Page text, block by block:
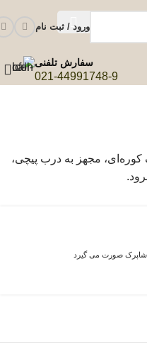
ورود / ثبت نام
سفارش تلفنی
021-44991748-9
کوره‌ای، مجهز به درب پیچی،
شاپرک صورت می گیرد